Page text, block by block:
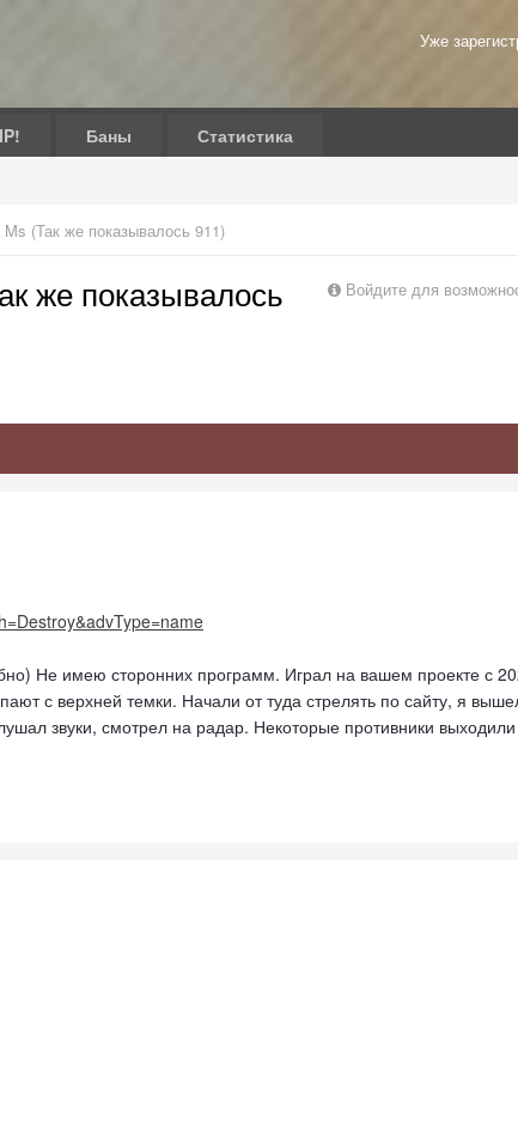
Уже
Баны Статистика
(Так же показывалось 911)
Войдите для
же показывалось
Не имею сторонних программ. Играл на вашем проекте с
с верхней темки. Начали от туда стрелять по сайту, я
звуки, смотрел на радар. Некоторые противники